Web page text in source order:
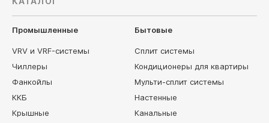
Промышленные
VRV и VRF-системы
Чиллеры
Фанкойлы
ККБ
Крышные
Бытовые
Сплит системы
Кондиционеры для квартиры
Мульти-сплит системы
Настенные
Канальные